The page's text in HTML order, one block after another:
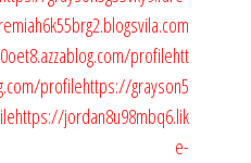
profilehtt
profilehttps://grayson5
https://jordan8u98mbq6.lik
e-